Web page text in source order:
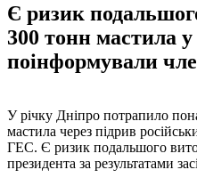
Є ризик
300 тонн мастила у
поінформували
У річку Дніпро потрапило
мастила через підрив
ГЕС. Є ризик подальшого
президента за результатами